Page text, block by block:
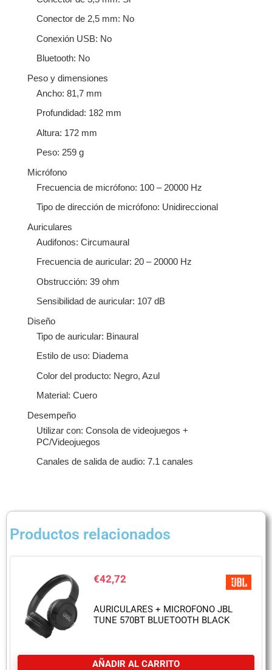
Conector de 2,5 mm: No
Conexión USB: No
Bluetooth: No
Peso y dimensiones
Ancho: 81,7 mm
Profundidad: 182 mm
Altura: 172 mm
Peso: 259 g
Micrófono
Frecuencia de micrófono: 100 – 20000 Hz
Tipo de dirección de micrófono: Unidireccional
Auriculares
Audifonos: Circumaural
Frecuencia de auricular: 20 – 20000 Hz
Obstrucción: 39 ohm
Sensibilidad de auricular: 107 dB
Diseño
Tipo de auricular: Binaural
Estilo de uso: Diadema
Color del producto: Negro, Azul
Material: Cuero
Desempeño
Utilizar con: Consola de videojuegos +
PC/Videojuegos
Canales de salida de audio: 7.1 canales
Productos relacionados
€42,72
AURICULARES + MICROFONO JBL
TUNE 570BT BLUETOOTH BLACK
AÑADIR AL CARRITO